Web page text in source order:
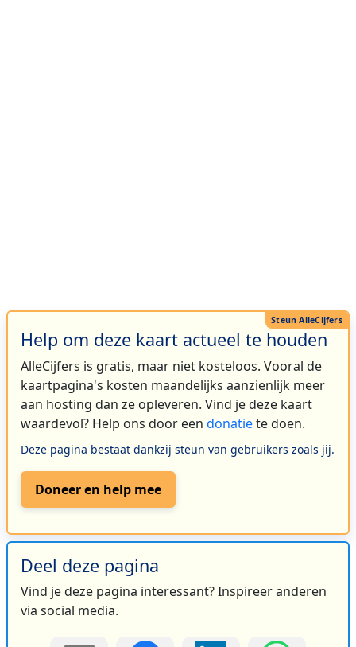
Help om deze kaart actueel te houden
AlleCijfers is gratis, maar niet kosteloos. Vooral de
kaartpagina's kosten maandelijks aanzienlijk meer
aan hosting dan ze opleveren. Vind je deze kaart
waardevol? Help ons door een donatiete doen.
Deze pagina bestaat dankzij steun van gebruikers zoals jij.
Doneer en help mee
Deel deze pagina
Vind je deze pagina interessant? Inspireer anderen
via social media.